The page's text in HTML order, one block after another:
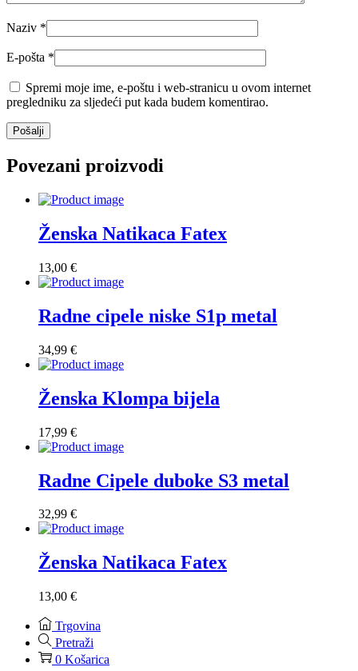
Naziv *
E-pošta *
Spremi moje ime, e-poštu i web-stranicu u ovom internet
pregledniku za sljedeći put kada budem komentirao.
Povezani proizvodi
Ženska Natikaca Fatex
13,00 €
Radne cipele niske S1p metal
34,99 €
Ženska Klompa bijela
17,99 €
Radne Cipele duboke S3 metal
32,99 €
Ženska Natikaca Fatex
13,00 €
Trgovina
Pretraži
0 Košarica